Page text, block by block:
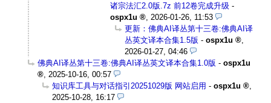
诸宗法汇2.0版.7z 前12卷完成升级 -
ospx1u
2026-01-26, 11:53
更新：佛典AI译丛第十三卷:佛典AI译
丛英文译本合集1.5版 - ospx1u
2026-01-27, 04:46
佛典AI译丛第十三卷:佛典AI译丛英文译本合集1.0版 - ospx1u
2025-10-16, 00:57
知识库工具与对话指引20251029版 网站启用 - ospx1u
2025-10-28, 16:17